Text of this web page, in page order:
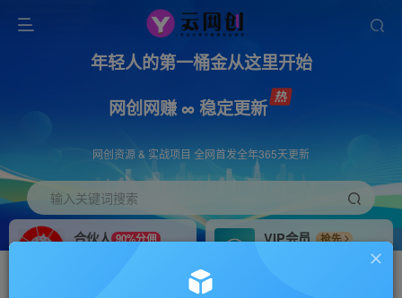
年轻人的第一桶金从这里开始
网创网赚 ∞ 稳定更新
网创资源 & 实战项目 全网首发全年365天更新
输入关键词搜索
合伙人 90%分佣
VIP会员
抢先